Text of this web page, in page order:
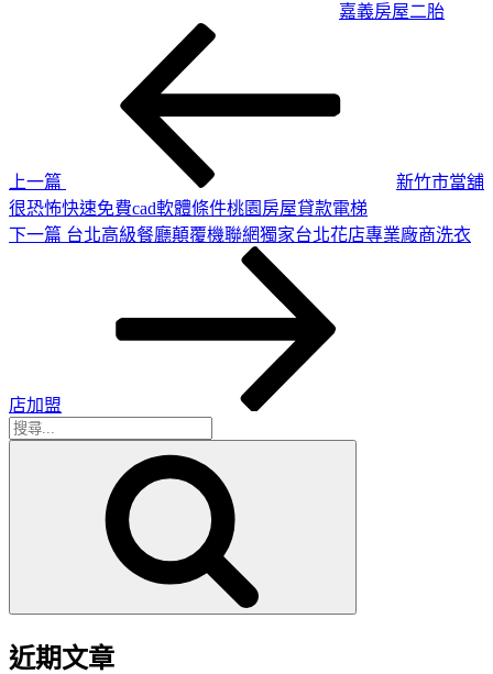
嘉義房屋二胎
上一篇
新竹市當舖
很恐怖快速免費cad軟體條件桃園房屋貸款電梯
下
下一篇 台北高級餐廳顛覆機聯網獨家台北花店專業廠商洗衣
店加盟
搜
近期文章